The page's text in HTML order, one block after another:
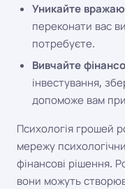
Уникайте
переконати вас
потребуєте.
Вивчайте
інвестування,
допоможе вам
Психологія грошей
мережу
фінансові рішення.
вони можуть